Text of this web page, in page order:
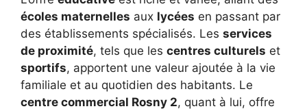
écoles maternelles aux lycées en passant par
des établissements spécialisés. Les services
de proximité, tels que les centres culturels et
sportifs, apportent une valeur ajoutée à la vie
familiale et au quotidien des habitants. Le
centre commercial Rosny 2, quant à lui, offre